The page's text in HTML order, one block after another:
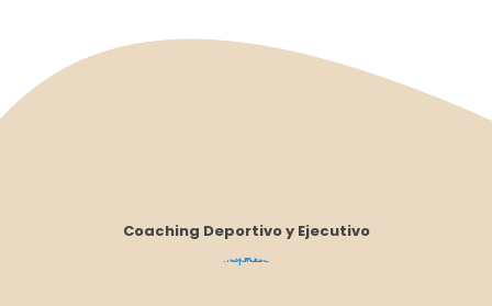
Coaching Deportivo y Ejecutivo